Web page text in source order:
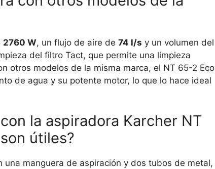
2760 W, un flujo de aire de 74 l/s y un volumen del
del filtro Tact, que permite una limpieza
otros modelos de la misma marca, el NT 65-2 Eco
de agua y su potente motor, lo que lo hace ideal
la aspiradora Karcher NT
útiles?
una manguera de aspiración y dos tubos de metal,